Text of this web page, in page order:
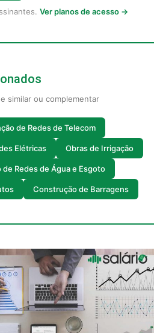
Ver planos de acesso →
similar ou complementar
de Redes de Telecom
Elétricas Obras de Irrigação
Redes de Água e Esgoto
Construção de Barragens